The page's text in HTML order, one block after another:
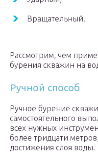
Вращательный.
Рассмотрим, чем
бурения скважин на
Ручной способ
Ручное бурение
самостоятельного
всех нужных
более тридцати
достижения слоя воды.